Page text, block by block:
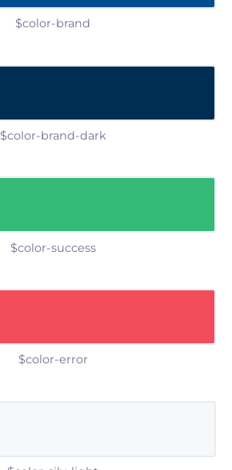
$color-brand
$color-brand-dark
$color-success
$color-error